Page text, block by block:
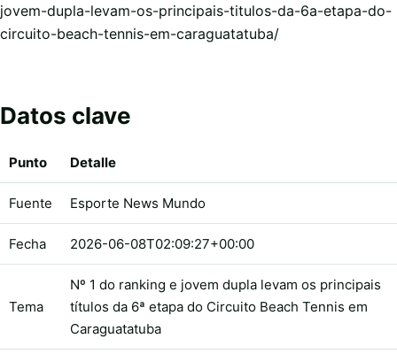
jovem-dupla-levam-os-principais-titulos-da-6a-etapa-do-
circuito-beach-tennis-em-caraguatatuba/
Datos clave
Punto Detalle
Fuente Esporte News Mundo
Fecha 2026-06-08T02:09:27+00:00
Tema
Nº 1 do ranking e jovem dupla levam os principais
títulos da 6ª etapa do Circuito Beach Tennis em
Caraguatatuba